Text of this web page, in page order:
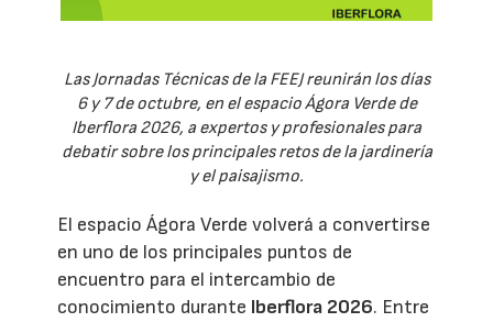
Las Jornadas Técnicas de la FEEJ reunirán los días
6 y 7 de octubre, en el espacio Ágora Verde de
Iberflora 2026, a expertos y profesionales para
debatir sobre los principales retos de la jardinería
y el paisajismo.
El espacio Ágora Verde volverá a convertirse
en uno de los principales puntos de
encuentro para el intercambio de
conocimiento durante Iberflora 2026. Entre